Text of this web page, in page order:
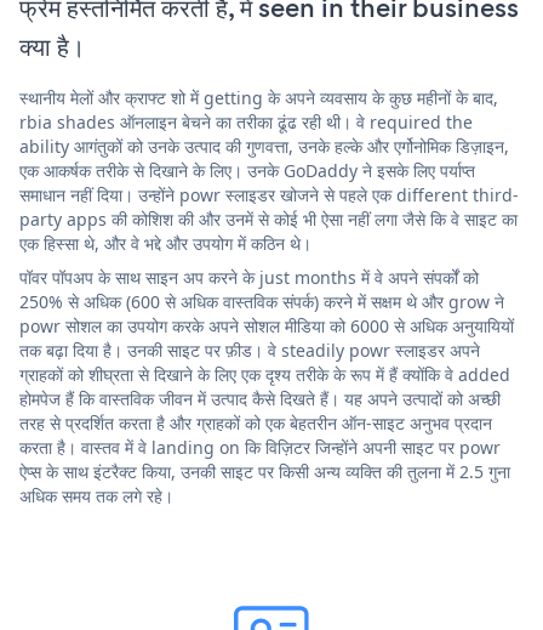
फ्रेम हस्तनिर्मित करती है, में seen in their business
क्या है।
स्थानीय मेलों और क्राफ्ट शो में getting के अपने व्यवसाय के कुछ महीनों के बाद,
rbia shades ऑनलाइन बेचने का तरीका ढूंढ रही थी। वे required the
ability आगंतुकों को उनके उत्पाद की गुणवत्ता, उनके हल्के और एर्गोनोमिक डिज़ाइन,
एक आकर्षक तरीके से दिखाने के लिए। उनके GoDaddy ने इसके लिए पर्याप्त
समाधान नहीं दिया। उन्होंने powr स्लाइडर खोजने से पहले एक different third-
party apps की कोशिश की और उनमें से कोई भी ऐसा नहीं लगा जैसे कि वे साइट का
एक हिस्सा थे, और वे भद्दे और उपयोग में कठिन थे।
पॉवर पॉपअप के साथ साइन अप करने के just months में वे अपने संपर्कों को
250% से अधिक (600 से अधिक वास्तविक संपर्क) करने में सक्षम थे और grow ने
powr सोशल का उपयोग करके अपने सोशल मीडिया को 6000 से अधिक अनुयायियों
तक बढ़ा दिया है। उनकी साइट पर फ़ीड। वे steadily powr स्लाइडर अपने
ग्राहकों को शीघ्रता से दिखाने के लिए एक दृश्य तरीके के रूप में हैं क्योंकि वे added
होमपेज हैं कि वास्तविक जीवन में उत्पाद कैसे दिखते हैं। यह अपने उत्पादों को अच्छी
तरह से प्रदर्शित करता है और ग्राहकों को एक बेहतरीन ऑन-साइट अनुभव प्रदान
करता है। वास्तव में वे landing on कि विज़िटर जिन्होंने अपनी साइट पर powr
ऐप्स के साथ इंटरैक्ट किया, उनकी साइट पर किसी अन्य व्यक्ति की तुलना में 2.5 गुना
अधिक समय तक लगे रहे।